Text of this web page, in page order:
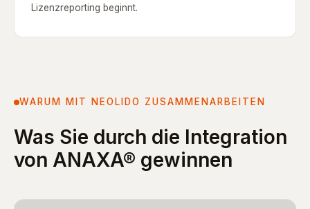
Lizenzreporting beginnt.
WARUM MIT NEOLIDO ZUSAMMENARBEITEN
Was Sie durch die Integration
von ANAXA® gewinnen